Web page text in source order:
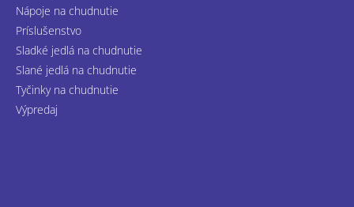
Nápoje na chudnutie
Príslušenstvo
Sladké jedlá na chudnutie
Slané jedlá na chudnutie
Tyčinky na chudnutie
Výpredaj